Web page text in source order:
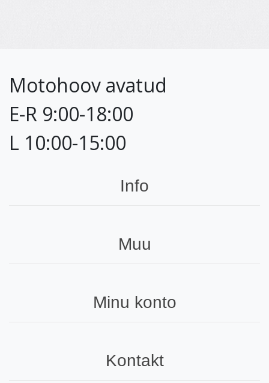
Motohoov avatud
E-R 9:00-18:00
L 10:00-15:00
Info
Muu
Minu konto
Kontakt